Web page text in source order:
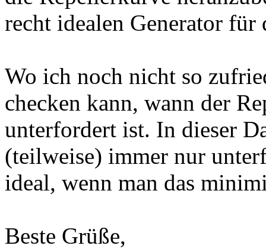
recht idealen Generator für
Wo ich noch nicht so
checken kann, wann der
unterfordert ist. In dieser
(teilweise) immer nur
ideal, wenn man das
Beste Grüße,